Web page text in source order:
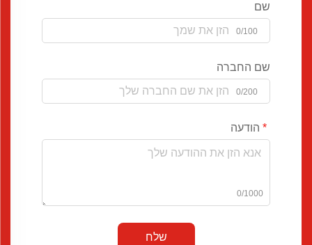
שם
0/100
שם החברה
0/200
הודעה
0/1000
שלח